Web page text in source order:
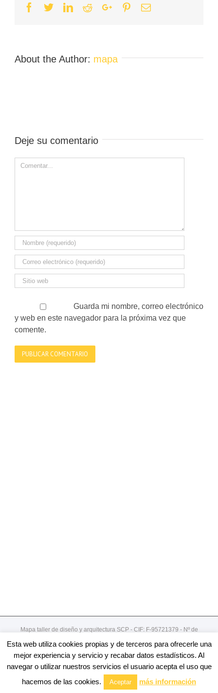
Facebook
TwitterLinkedin
RedditGoogle+Pinterest
Email
About the Author: mapa
Deje su comentario
Comment
Guarda mi nombre, correo electrónico
y web en este navegador para la próxima vez que
comente.
Mapa taller de diseño y arquitectura SCP - CIF: F-95721379 - Nº de
Gordoniz 44, 5º - dto 7- 48002 - Bilbao / 94 4078913
FacebookTwitterLinkedinYoutube
Esta web utiliza cookies propias y de terceros para ofrecerle una
mejor experiencia y servicio y recabar datos estadísticos. Al
navegar o utilizar nuestros servicios el usuario acepta el uso que
hacemos de las cookies.
Aceptar más información